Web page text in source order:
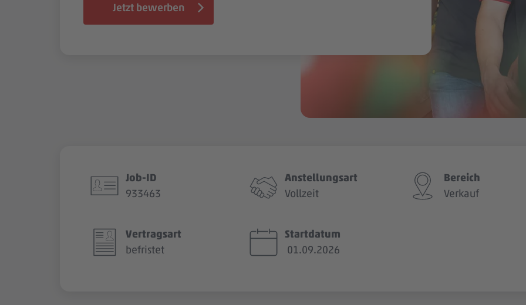
Jetzt bewerben
Job-ID
933463
Anstellungsart
Vollzeit
Bereich
Verkauf
Vertragsart
befristet
Startdatum
01.09.2026